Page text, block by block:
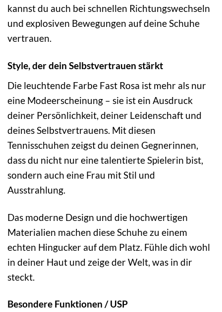
kannst du auch bei schnellen Richtungswechseln
und explosiven Bewegungen auf deine Schuhe
vertrauen.
Style, der dein Selbstvertrauen stärkt
Die leuchtende Farbe Fast Rosa ist mehr als nur
eine Modeerscheinung – sie ist ein Ausdruck
deiner Persönlichkeit, deiner Leidenschaft und
deines Selbstvertrauens. Mit diesen
Tennisschuhen zeigst du deinen Gegnerinnen,
dass du nicht nur eine talentierte Spielerin bist,
sondern auch eine Frau mit Stil und
Ausstrahlung.
Das moderne Design und die hochwertigen
Materialien machen diese Schuhe zu einem
echten Hingucker auf dem Platz. Fühle dich wohl
in deiner Haut und zeige der Welt, was in dir
steckt.
Besondere Funktionen / USP